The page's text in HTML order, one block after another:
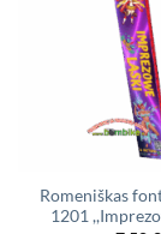
Romeniškas
1201